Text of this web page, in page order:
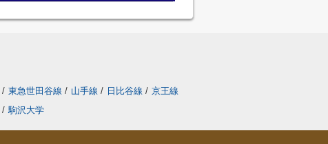
/ 東急世田谷線 / 山手線 / 日比谷線 / 京王線
/ 駒沢大学